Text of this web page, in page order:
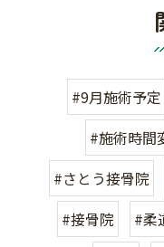
#9月施術予定
#施術時間
#さとう接骨院
#接骨院
#柔